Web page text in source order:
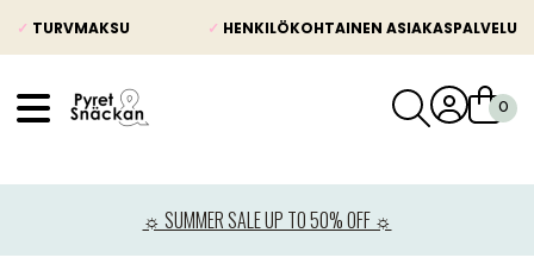
✓ TURVMAKSU ✓ HENKILÖKOHTAINEN ASIAKASPALVELU
☼ SUMMER SALE UP TO 50% OFF ☼
Lastenvaunut